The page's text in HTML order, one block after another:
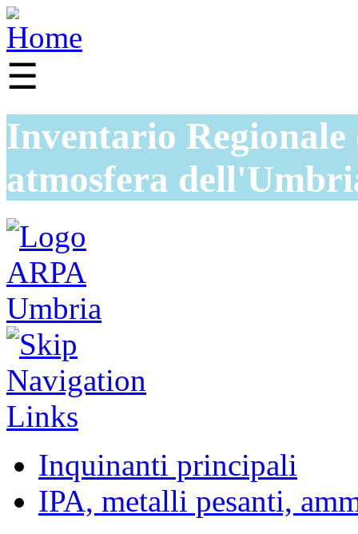
☰
Inventario
atmosfera
Inquinanti principali
IPA, metalli pesanti,